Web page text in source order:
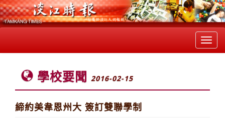
學校要聞 2016-02-15
締約美韋恩州大 簽訂雙聯學制